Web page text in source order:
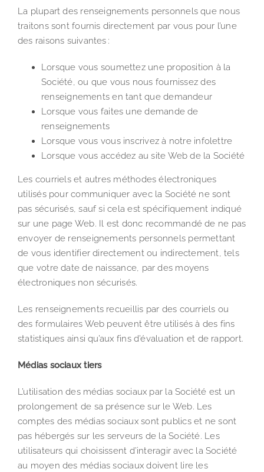
La plupart des renseignements personnels que nous
traitons sont fournis directement par vous pour l’une
des raisons suivantes :
Lorsque vous soumettez une proposition à la
Société, ou que vous nous fournissez des
renseignements en tant que demandeur
Lorsque vous faites une demande de
renseignements
Lorsque vous vous inscrivez à notre infolettre
Lorsque vous accédez au site Web de la Société
Les courriels et autres méthodes électroniques
utilisés pour communiquer avec la Société ne sont
pas sécurisés, sauf si cela est spécifiquement indiqué
sur une page Web. Il est donc recommandé de ne pas
envoyer de renseignements personnels permettant
de vous identifier directement ou indirectement, tels
que votre date de naissance, par des moyens
électroniques non sécurisés.
Les renseignements recueillis par des courriels ou
des formulaires Web peuvent être utilisés à des fins
statistiques ainsi qu’aux fins d’évaluation et de rapport.
Médias sociaux tiers
L’utilisation des médias sociaux par la Société est un
prolongement de sa présence sur le Web. Les
comptes des médias sociaux sont publics et ne sont
pas hébergés sur les serveurs de la Société. Les
utilisateurs qui choisissent d’interagir avec la Société
au moyen des médias sociaux doivent lire les